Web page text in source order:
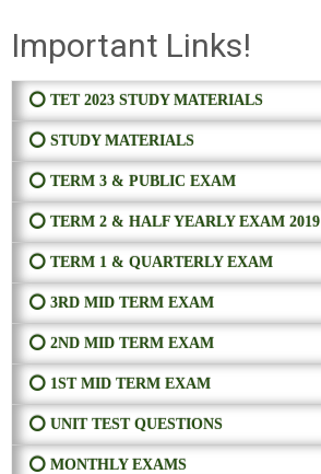
Important Links!
⭕ TET 2023 STUDY MATERIALS
⭕ STUDY MATERIALS
⭕ TERM 3 & PUBLIC EXAM
⭕ TERM 2 & HALF YEARLY EXAM 2019
⭕ TERM 1 & QUARTERLY EXAM
⭕ 3RD MID TERM EXAM
⭕ 2ND MID TERM EXAM
⭕ 1ST MID TERM EXAM
⭕ UNIT TEST QUESTIONS
⭕ MONTHLY EXAMS